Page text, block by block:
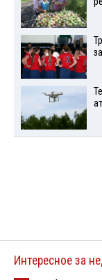
Интересное за